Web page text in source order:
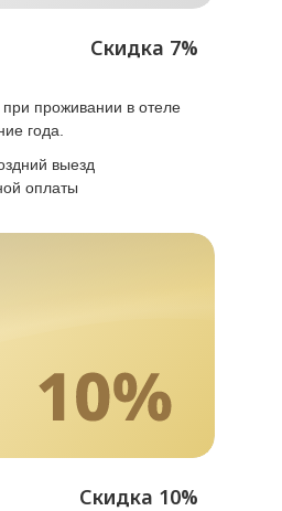
Скидка 7%
проживании в отеле
года.
выезд
оплаты
Скидка 10%